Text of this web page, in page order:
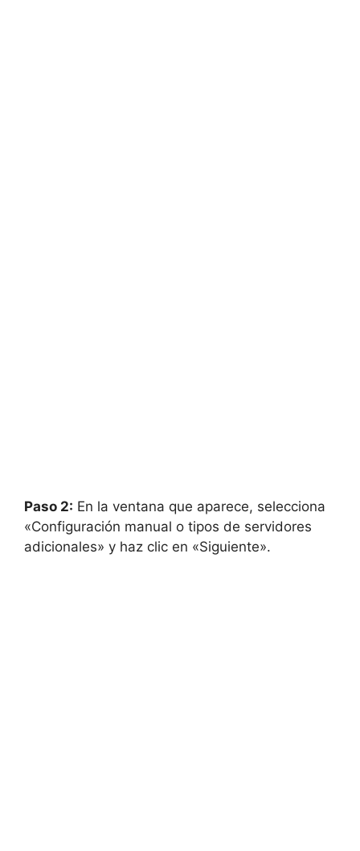
Paso 2: En la ventana que aparece, selecciona
«Configuración manual o tipos de servidores
adicionales» y haz clic en «Siguiente».